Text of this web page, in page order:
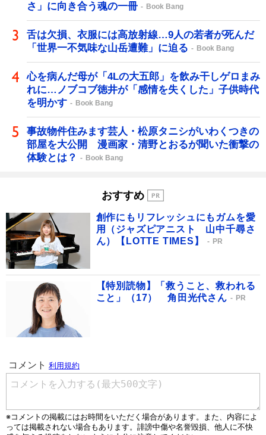
さ」に向き合う魂の一冊
Book Bang
舌は欠損、衣服には高放射線…9人の若者が死んだ
「世界一不気味な山岳遭難」に迫る
Book Bang
心を病んだ母が「4Lの大五郎」を飲み干しゲロまみ
れに…ノブコブ徳井が「感情を失くした」子供時代
を明かす
Book Bang
事故物件住みます芸人・松原タニシがいわくつきの
部屋を大公開 漫画家・清野とおるが聞いた衝撃の
体験とは？
Book Bang
おすすめ
創作にもリフレッシュにもガムを愛
用（ジャズピアニスト 山中千尋さ
ん）【LOTTE TIMES】
PR
【特別読物】「救うこと、救われる
こと」（17） 角田光代さん
PR